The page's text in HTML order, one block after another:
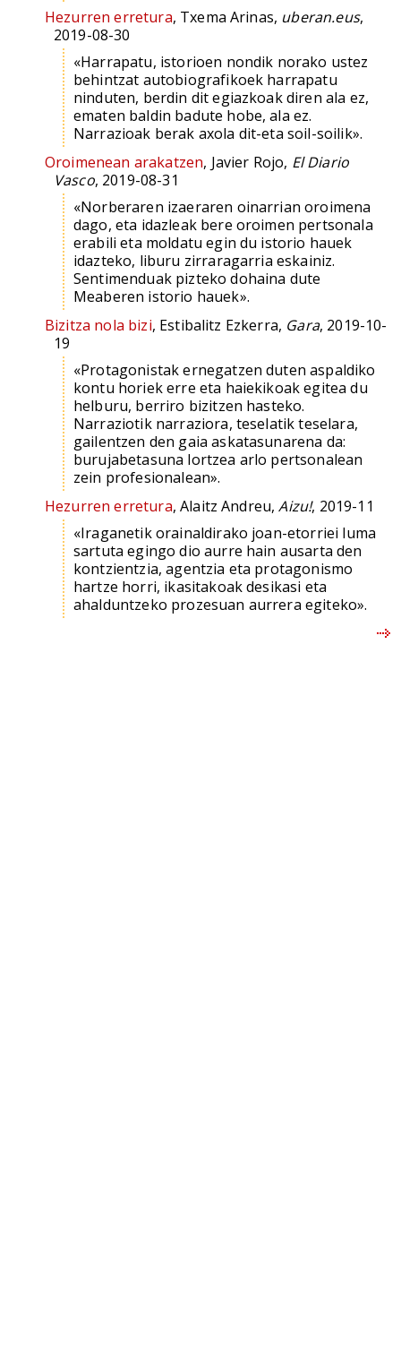
Hezurren erretura, Txema Arinas, uberan.eus,
2019-08-30
«Harrapatu, istorioen nondik norako ustez
behintzat autobiografikoek harrapatu
ninduten, berdin dit egiazkoak diren ala ez,
ematen baldin badute hobe, ala ez.
Narrazioak berak axola dit-eta soil-soilik».
Oroimenean arakatzen, Javier Rojo, El Diario
Vasco, 2019-08-31
«Norberaren izaeraren oinarrian oroimena
dago, eta idazleak bere oroimen pertsonala
erabili eta moldatu egin du istorio hauek
idazteko, liburu zirraragarria eskainiz.
Sentimenduak pizteko dohaina dute
Meaberen istorio hauek».
Bizitza nola bizi, Estibalitz Ezkerra, Gara, 2019-10-
19
«Protagonistak ernegatzen duten aspaldiko
kontu horiek erre eta haiekikoak egitea du
helburu, berriro bizitzen hasteko.
Narraziotik narraziora, teselatik teselara,
gailentzen den gaia askatasunarena da:
burujabetasuna lortzea arlo pertsonalean
zein profesionalean».
Hezurren erretura, Alaitz Andreu,Aizu!, 2019-11
«Iraganetik orainaldirako joan-etorriei luma
sartuta egingo dio aurre hain ausarta den
kontzientzia, agentzia eta protagonismo
hartze horri, ikasitakoak desikasi eta
ahalduntzeko prozesuan aurrera egiteko».